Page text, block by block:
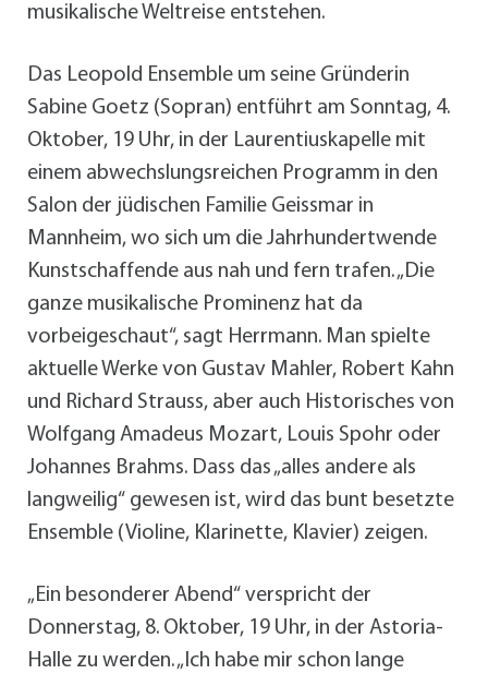
musikalische Weltreise entstehen.
Das Leopold Ensemble um seine Gründerin
Sabine Goetz (Sopran) entführt am Sonntag, 4.
Oktober, 19 Uhr, in der Laurentiuskapelle mit
einem abwechslungsreichen Programm in den
Salon der jüdischen Familie Geissmar in
Mannheim, wo sich um die Jahrhundertwende
Kunstschaffende aus nah und fern trafen. „Die
ganze musikalische Prominenz hat da
vorbeigeschaut“, sagt Herrmann. Man spielte
aktuelle Werke von Gustav Mahler, Robert Kahn
und Richard Strauss, aber auch Historisches von
Wolfgang Amadeus Mozart, Louis Spohr oder
Johannes Brahms. Dass das „alles andere als
langweilig“ gewesen ist, wird das bunt besetzte
Ensemble (Violine, Klarinette, Klavier) zeigen.
„Ein besonderer Abend“ verspricht der
Donnerstag, 8. Oktober, 19 Uhr, in der Astoria-
Halle zu werden. „Ich habe mir schon lange